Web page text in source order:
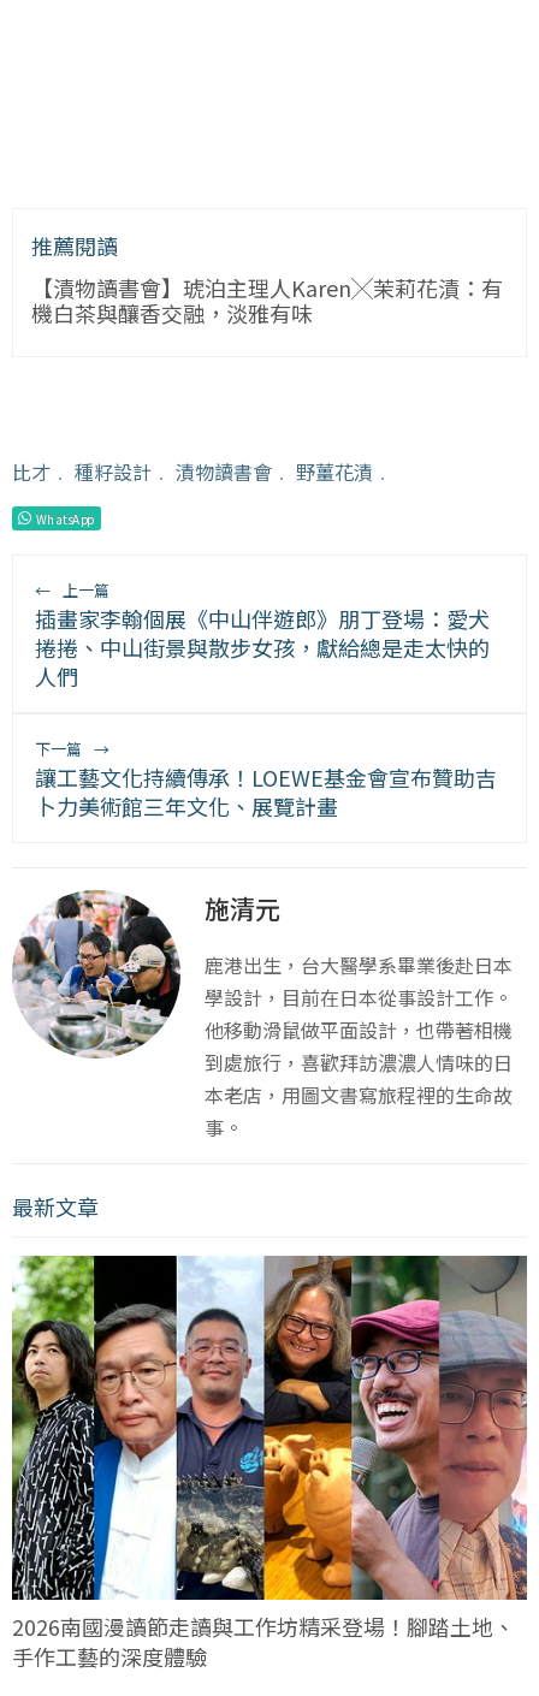
推薦閱讀
【漬物讀書會】琥泊主理人Karen╳茉莉花漬：有
機白茶與釀香交融，淡雅有味
比才 ﹒ 種籽設計 ﹒ 漬物讀書會 ﹒ 野薑花漬 ﹒
WhatsApp
← 上一篇
插畫家李翰個展《中山伴遊郎》朋丁登場：愛犬
捲捲、中山街景與散步女孩，獻給總是走太快的
人們
下一篇 →
讓工藝文化持續傳承！LOEWE基金會宣布贊助吉
卜力美術館三年文化、展覽計畫
施清元
鹿港出生，台大醫學系畢業後赴日本
學設計，目前在日本從事設計工作。
他移動滑鼠做平面設計，也帶著相機
到處旅行，喜歡拜訪濃濃人情味的日
本老店，用圖文書寫旅程裡的生命故
事。
最新文章
2026南國漫讀節走讀與工作坊精采登場！腳踏土地、
手作工藝的深度體驗